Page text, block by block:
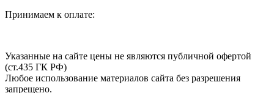
Принимаем к оплате:
Указанные на сайте цены не являются публичной офертой
(ст.435 ГК РФ)
Любое использование материалов сайта без разрешения
запрещено.